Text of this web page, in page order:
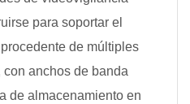
para soportar el
de múltiples
anchos de banda
de almacenamiento en